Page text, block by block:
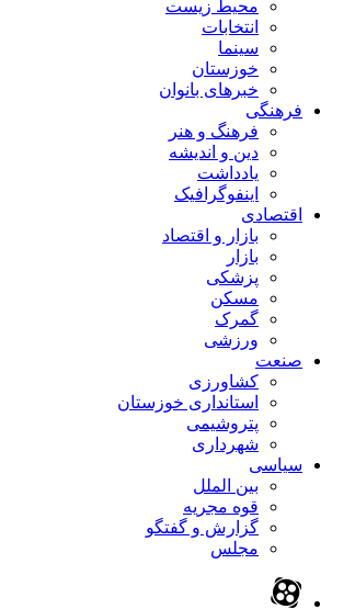
محیط زیست
انتخابات
سینما
خوزستان
خبرهای بانوان
فرهنگی
فرهنگ و هنر
دین و اندیشه
یادداشت
اینفوگرافیک
اقتصادی
بازار و اقتصاد
بازار
پزشکی
مسکن
گمرک
ورزشی
صنعت
کشاورزی
استانداری خوزستان
پتروشیمی
شهرداری
سیاسی
بین الملل
قوه مجریه
گزارش و گفتگو
مجلس